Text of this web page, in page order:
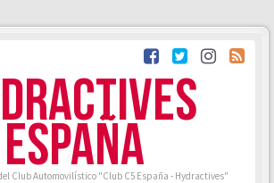
ESPAÑA
Club Automovilístico "Club C5 España - Hydractives"